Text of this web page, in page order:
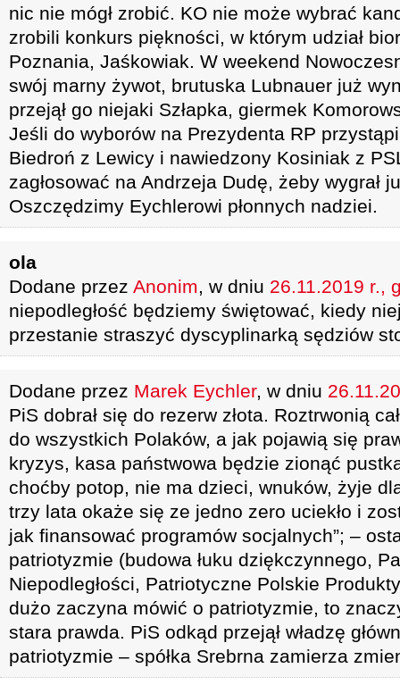
nic nie mógł zrobić. KO nie może wybrać
zrobili konkurs piękności, w którym udział
Poznania, Jaśkowiak. W weekend
swój marny żywot, brutuska Lubnauer już
przejął go niejaki Szłapka, giermek
Jeśli do wyborów na Prezydenta RP
Biedroń z Lewicy i nawiedzony Kosiniak z
zagłosować na Andrzeja Dudę, żeby wygrał
Oszczędzimy Eychlerowi płonnych nadziei.
ola
Dodane przez Anonim, w dniu 26.11.2019 r.,
niepodległość będziemy świętować, kiedy
przestanie straszyć dyscyplinarką sędziów
Dodane przez Marek Eychler, w dniu
PiS dobrał się do rezerw złota. Roztrwonią
do wszystkich Polaków, a jak pojawią się
kryzys, kasa państwowa będzie zionąć
choćby potop, nie ma dzieci, wnuków, żyje
trzy lata okaże się ze jedno zero uciekło i
jak finansować programów socjalnych”; –
patriotyzmie (budowa łuku dziękczynnego,
Niepodległości, Patriotyczne Polskie
dużo zaczyna mówić o patriotyzmie, to
stara prawda. PiS odkąd przejął władzę
patriotyzmie – spółka Srebrna zamierza